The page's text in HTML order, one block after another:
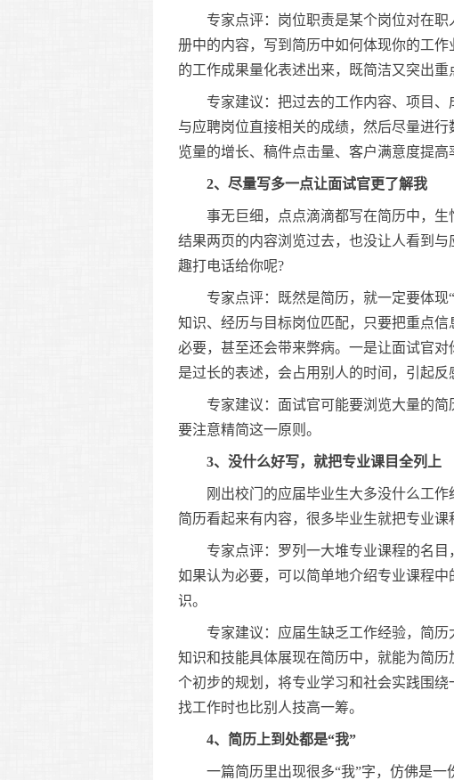
专家点评：岗位职责是某个岗位对在职
册中的内容，写到简历中如何体现你的工
的工作成果量化表述出来，既简洁又突出重
专家建议：把过去的工作内容、项目、
与应聘岗位直接相关的成绩，然后尽量进
览量的增长、稿件点击量、客户满意度提高
2、尽量写多一点让面试官更了解我
事无巨细，点点滴滴都写在简历中，生
结果两页的内容浏览过去，也没让人看到
趣打电话给你呢?
专家点评：既然是简历，就一定要体现“
知识、经历与目标岗位匹配，只要把重点
必要，甚至还会带来弊病。一是让面试官
是过长的表述，会占用别人的时间，引起反
专家建议：面试官可能要浏览大量的简
要注意精简这一原则。
3、没什么好写，就把专业课目全列上
刚出校门的应届毕业生大多没什么工作
简历看起来有内容，很多毕业生就把专业课
专家点评：罗列一大堆专业课程的名目
如果认为必要，可以简单地介绍专业课程
识。
专家建议：应届生缺乏工作经验，简历
知识和技能具体展现在简历中，就能为简
个初步的规划，将专业学习和社会实践围绕
找工作时也比别人技高一筹。
4、简历上到处都是“我”
一篇简历里出现很多“我”字，仿佛是一